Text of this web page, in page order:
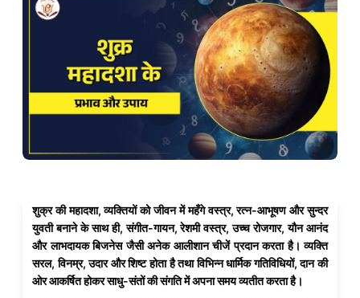
शुक्र की महादशा, व्यक्तियों को जीवन में महँगे वस्त्र, रत्न-आभूषण और सुन्दर
युवती बनाने के साथ ही, संगीत-गायन, रेशमी वस्त्र, उच्च रोजगार, यौन आनंद
और लाभदायक बिजनेस जैसी अनेक आलीशान चीजें प्रदान करता है। व्यक्ति
सरल, विनम्र, उदार और शिष्ट होता है तथा विभिन्न धार्मिक गतिविधियों, दान की
ओर आकर्षित होकर साधु-संतों की संगति में अपना समय व्यतीत करता है।